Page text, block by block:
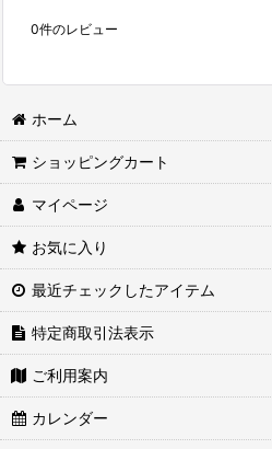
0件のレビュー
ホーム
ショッピングカート
マイページ
お気に入り
最近チェックしたアイテム
特定商取引法表示
ご利用案内
カレンダー